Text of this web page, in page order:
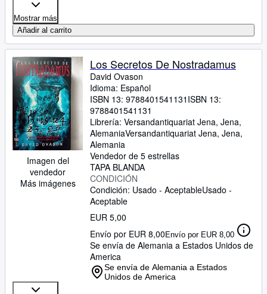
Mostrar más
Añadir al carrito
Imagen del
vendedor
Más imágenes
Los Secretos De Nostradamus
David Ovason
Idioma: Español
ISBN 13: 9788401541131 ISBN 13:
9788401541131
Librería: Versandantiquariat Jena, Jena,
AlemaniaVersandantiquariat Jena, Jena,
Alemania
Vendedor de 5 estrellas
TAPA BLANDA
CONDICIÓN
Condición: Usado - AceptableUsado -
Aceptable
EUR 5,00
Envío por EUR 8,00Envío por EUR 8,00
Se envía de Alemania a Estados Unidos de
America
Se envía de Alemania a Estados
Unidos de America